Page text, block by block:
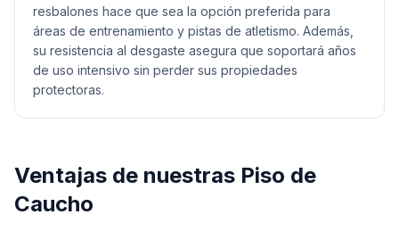
resbalones hace que sea la opción preferida para
áreas de entrenamiento y pistas de atletismo. Además,
su resistencia al desgaste asegura que soportará años
de uso intensivo sin perder sus propiedades
protectoras.
Ventajas de nuestras Piso de
Caucho